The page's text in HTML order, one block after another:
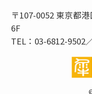
〒107-0052 東京都
6F
TEL：03-6812-9502